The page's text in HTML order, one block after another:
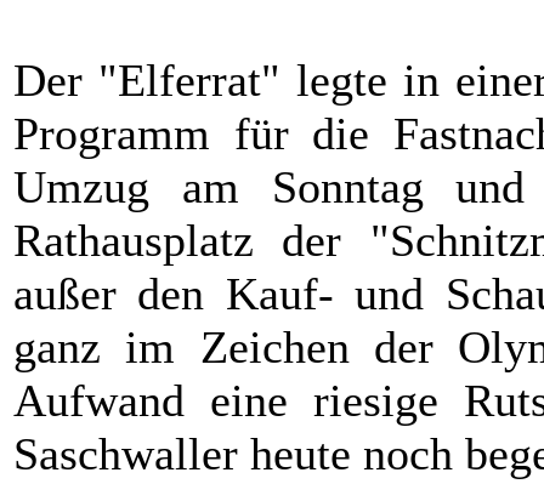
Der "Elferrat" legte in
Programm für die
Umzug am Sonntag
Rathausplatz der
außer den Kauf- und
ganz im Zeichen der
Aufwand eine riesige
Saschwaller heute noch